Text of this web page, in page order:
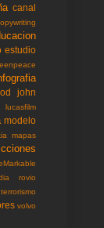
canal
estudio
john
lucasfilm
modelo
mapas
rovio
terrorismo
volvo